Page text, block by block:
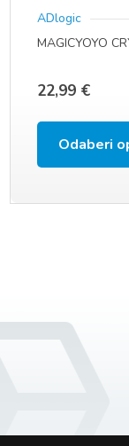
ADlogic
MAGICYOYO
22,99 €
Odaberi